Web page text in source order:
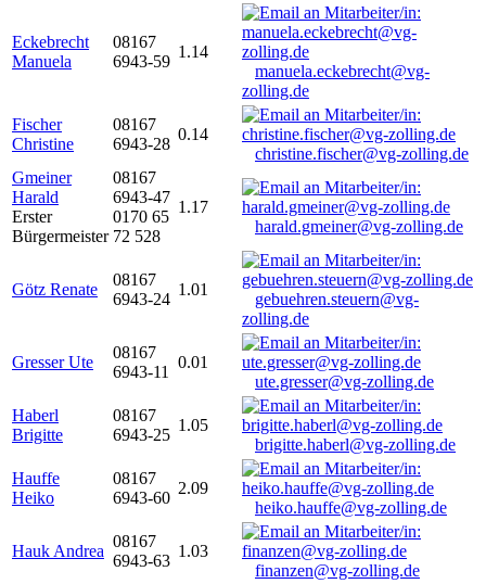
Eckebrecht
Manuela
08167
6943-59
1.14
manuela.eckebrecht@vg-
zolling.de
Fischer
Christine
08167
6943-28
0.14
christine.fischer@vg-zolling.de
Gmeiner
Harald
Erster
Bürgermeister
08167
6943-47
0170 65
72 528
1.17
harald.gmeiner@vg-zolling.de
Götz Renate
08167
6943-24
1.01
gebuehren.steuern@vg-
zolling.de
Gresser Ute
08167
6943-11
0.01
ute.gresser@vg-zolling.de
Haberl
Brigitte
08167
6943-25
1.05
brigitte.haberl@vg-zolling.de
Hauffe
Heiko
08167
6943-60
2.09
heiko.hauffe@vg-zolling.de
Hauk Andrea
08167
6943-63
1.03
finanzen@vg-zolling.de